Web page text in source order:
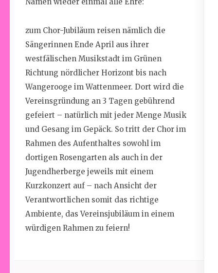
zum Chor-Jubiläum reisen nämlich die
Sängerinnen Ende April aus ihrer
westfälischen Musikstadt im Grünen
Richtung nördlicher Horizont bis nach
Wangerooge im Wattenmeer. Dort wird die
Vereinsgründung an 3 Tagen gebührend
gefeiert – natürlich mit jeder Menge Musik
und Gesang im Gepäck. So tritt der Chor im
Rahmen des Aufenthaltes sowohl im
dortigen Rosengarten als auch in der
Jugendherberge jeweils mit einem
Kurzkonzert auf– nach Ansicht der
Verantwortlichen somit das richtige
Ambiente, das Vereinsjubiläum in einem
würdigen Rahmen zu feiern!